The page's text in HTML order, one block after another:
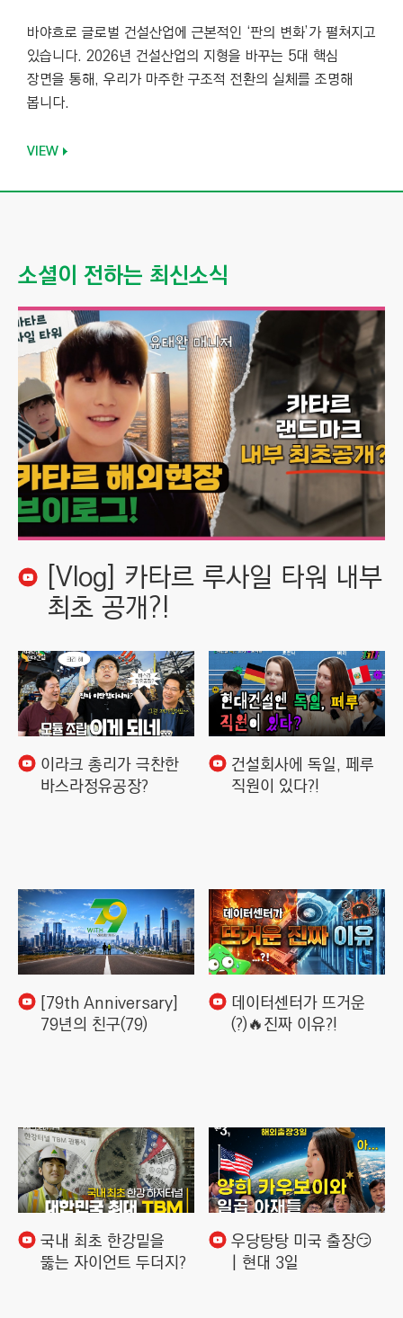
바야흐로 글로벌 건설산업에 근본적인 ‘판의 변화’가 펼쳐지고
있습니다. 2026년 건설산업의 지형을 바꾸는 5대 핵심
장면을 통해, 우리가 마주한 구조적 전환의 실체를 조명해
봅니다.
VIEW
소셜이 전하는 최신소식
[Vlog] 카타르 루사일 타워 내부
최초 공개?!
이라크 총리가 극찬한
바스라정유공장?
건설회사에 독일, 페루
직원이 있다?!
[79th Anniversary]
79년의 친구(79)
데이터센터가 뜨거운
(?)🔥진짜 이유?!
국내 최초 한강밑을
뚫는 자이언트 두더지?
우당탕탕 미국 출장😏
| 현대 3일